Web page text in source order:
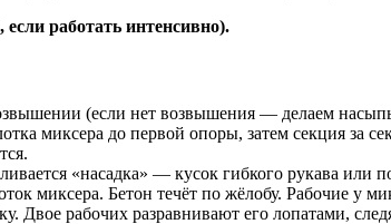
работать интенсивно).
(если нет возвышения — делаем
миксера до первой опоры, затем секция
«насадка» — кусок гибкого рукава
миксера. Бетон течёт по жёлобу. Рабочие у
Двое рабочих разравнивают его лопатами,